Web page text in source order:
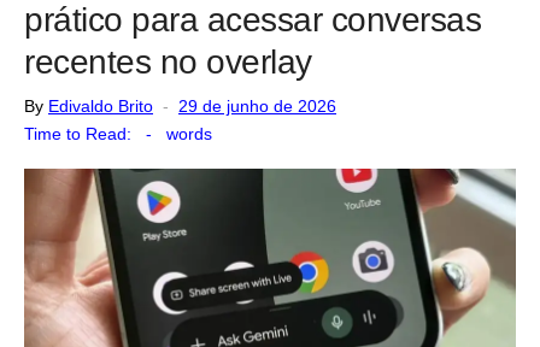
prático para acessar conversas
recentes no overlay
By Edivaldo Brito
Posted
29 de junho de 2026
Time to Read:
- words